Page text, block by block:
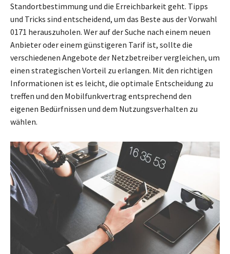
Standortbestimmung und die Erreichbarkeit geht. Tipps
und Tricks sind entscheidend, um das Beste aus der Vorwahl
0171 herauszuholen. Wer auf der Suche nach einem neuen
Anbieter oder einem günstigeren Tarif ist, sollte die
verschiedenen Angebote der Netzbetreiber vergleichen, um
einen strategischen Vorteil zu erlangen. Mit den richtigen
Informationen ist es leicht, die optimale Entscheidung zu
treffen und den Mobilfunkvertrag entsprechend den
eigenen Bedürfnissen und dem Nutzungsverhalten zu
wählen.